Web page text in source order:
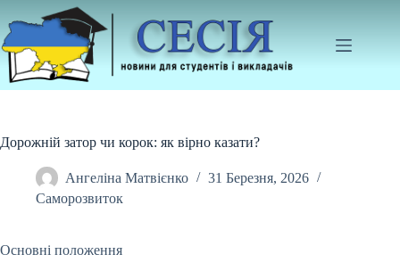
до
вмісту
Дорожній затор чи корок: як вірно казати?
Ангеліна Матвієнко
31 Березня, 2026
Саморозвиток
Основні положення